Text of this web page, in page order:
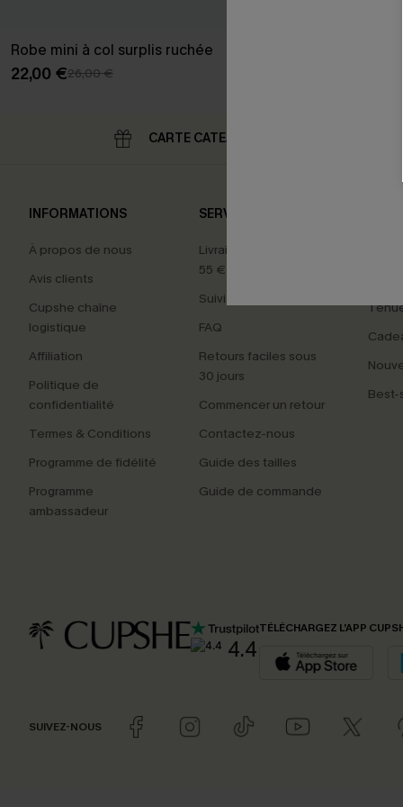
Robe mini à col surplis ruchée
22,00 €26,00 €
CARTE CATEAU
INFORMATIONS
À propos de nous
Avis clients
Cupshe chaîne
logistique
Affiliation
Politique de
confidentialité
Termes & Conditions
Programme de fidélité
Programme
ambassadeur
SERVICES
Livraison offerte dès
55 €
Suivi de commande
FAQ
Retours faciles sous
30 jours
Commencer un retour
Contactez-nous
Guide des tailles
Guide de commande
Best-
4.4
TÉLÉCHARGEZ L’APP
SUIVEZ-NOUS